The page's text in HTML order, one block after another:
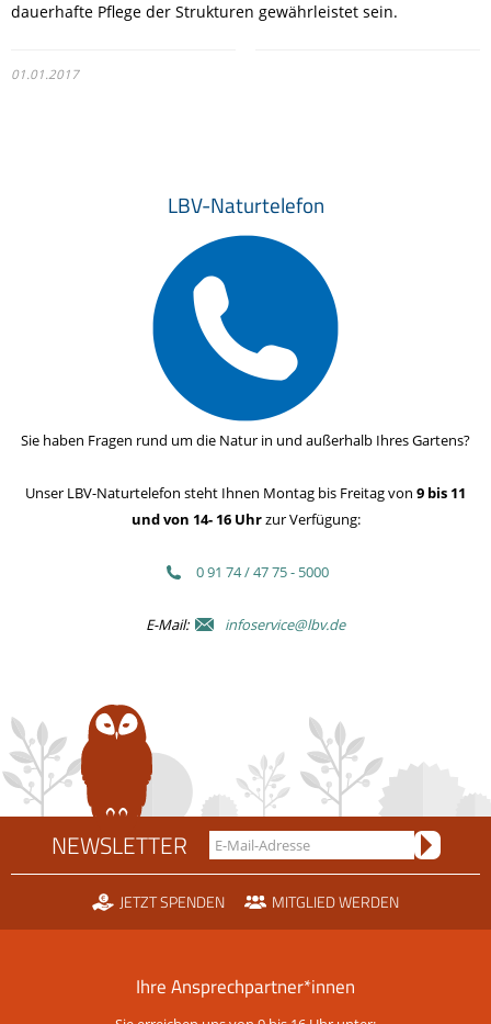
dauerhafte Pflege der Strukturen gewährleistet sein.
01.01.2017
LBV-Naturtelefon
Sie haben Fragen rund um die Natur in und außerhalb Ihres Gartens?
Unser LBV-Naturtelefon steht Ihnen Montag bis Freitag von 9 bis 11
und von 14- 16 Uhrzur Verfügung:
0 91 74 / 47 75 - 5000
E-Mail: infoservice@lbv.de
NEWSLETTER
JETZT SPENDEN MITGLIED WERDEN
Ihre Ansprechpartner*innen